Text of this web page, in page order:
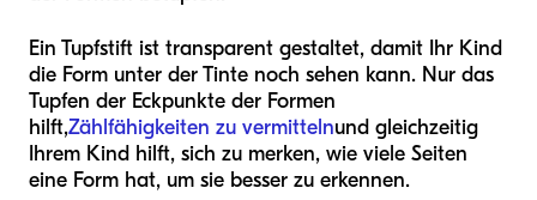
Ein Tupfstift ist transparent gestaltet, damit Ihr Kind
die Form unter der Tinte noch sehen kann. Nur das
Tupfen der Eckpunkte der Formen
hilft,Zählfähigkeiten zu vermittelnund gleichzeitig
Ihrem Kind hilft, sich zu merken, wie viele Seiten
eine Form hat, um sie besser zu erkennen.